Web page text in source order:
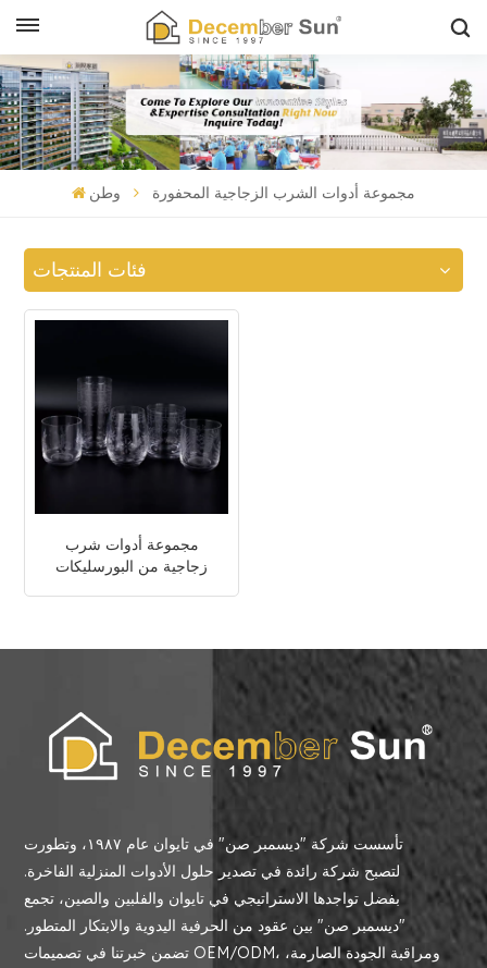
وطن مجموعة أدوات الشرب الزجاجية المحفورة
فئات المنتجات
مجموعة أدوات شرب
زجاجية من البورسليكات
تأسست شركة "ديسمبر صن" في تايوان عام ١٩٨٧، وتطورت
لتصبح شركة رائدة في تصدير حلول الأدوات المنزلية الفاخرة.
بفضل تواجدها الاستراتيجي في تايوان والفلبين والصين، تجمع
"ديسمبر صن" بين عقود من الحرفية اليدوية والابتكار المتطور.
تضمن خبرتنا في تصميمات OEM/ODM، ومراقبة الجودة الصارمة،